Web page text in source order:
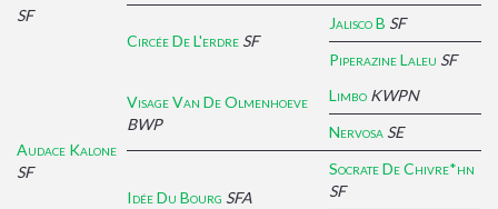
SF
Circée De L'erdre SF
Jalisco B SF
Piperazine Laleu SF
Audace Kalone
SF
Visage Van De Olmenhoeve
BWP
Limbo KWPN
Nervosa SE
Idée Du Bourg SFA
Socrate De Chivre*hn
SF